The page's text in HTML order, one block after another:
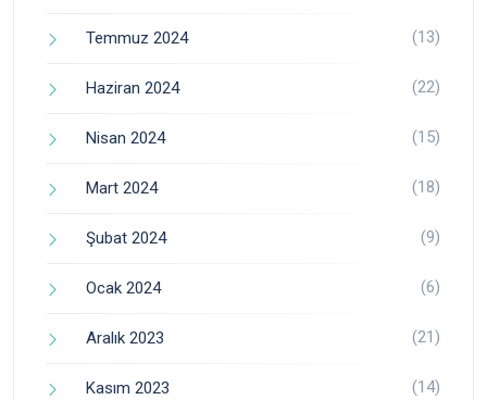
Temmuz 2024 (13)
Haziran 2024 (22)
Nisan 2024 (15)
Mart 2024 (18)
Şubat 2024 (9)
Ocak 2024 (6)
Aralık 2023 (21)
Kasım 2023 (14)